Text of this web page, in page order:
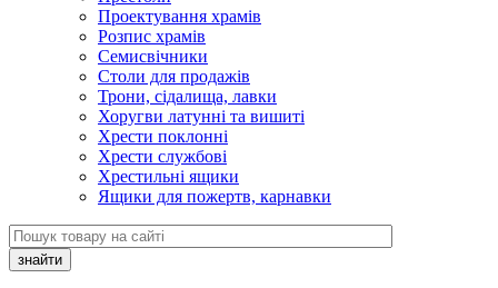
Проектування храмів
Розпис храмів
Семисвічники
Столи для продажів
Трони, сідалища, лавки
Хоругви латунні та вишиті
Хрести поклонні
Хрести службові
Хрестильні ящики
Ящики для пожертв, карнавки